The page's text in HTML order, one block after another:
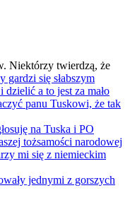
Niektórzy twierdzą, że
gardzi się słabszym
a to jest za mało
panu Tuskowi, że tak
na Tuska i PO
tożsamości narodowej
mi się z niemieckim
jednymi z gorszych